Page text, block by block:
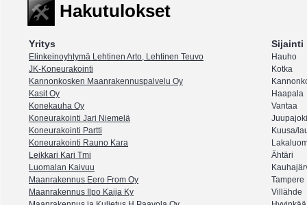
Hakutulokset
Yritys Sijainti
Elinkeinoyhtymä Lehtinen Arto, Lehtinen Teuvo
Hauho
JK-Koneurakointi
Kotka
Kannonkosken Maanrakennuspalvelu Oy
Kasit Oy
Haapala
Konekauha Oy
Vantaa
Koneurakointi Jari Niemelä
Juupajoki
Koneurakointi Partti
Kuusa/
Koneurakointi Rauno Kara
Leikkari Kari Tmi
Ähtäri
Luomalan Kaivuu
Maanrakennus Eero From Oy
Tampere
Maanrakennus Ilpo Kaija Ky
Villähde